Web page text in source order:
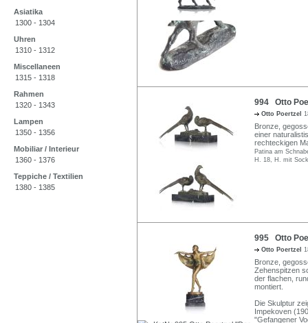
Asiatika
1300 - 1304
Uhren
1310 - 1312
Miscellaneen
1315 - 1318
Rahmen
1320 - 1343
Lampen
1350 - 1356
Mobiliar / Interieur
1360 - 1376
Teppiche / Textilien
1380 - 1385
994 Otto
Otto Poertzel
Bronze,
einer
rechteckigen
Patina am
H. 18, H. mit
995 Otto
Otto Poertzel
Bronze,
Zehenspitzen
der flachen,
montiert.
Die Skulptur
Impekoven
"Gefangener